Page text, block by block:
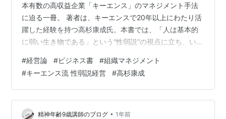
本有数の高収益企業「キーエンス」のマネジメント手法
に迫る一冊。 著者は、キーエンスで20年以上にわたり活
躍した経験を持つ高杉康成氏。本書では、「人は基本的
に弱い生き物である」という“性弱説”の視点に立ち、いか
出しているのかが詳しく解説されています。 読みやすい
語り口でありながら、実務で応用できる具体的ノウハウ
が満載。“理想論”ではなく“現実ベース”で人を動かす仕組
みは、管理職や経営層にとって学びの宝庫です。 読んで
良かった！おすすめポイント3選 人間の“弱さ”を責めるの
#経営論 #ビジネス書 #組織マネジメント
#キーエンス流 性弱説経営 #高杉康成
精神年齢9歳講師のブログ • 1年前